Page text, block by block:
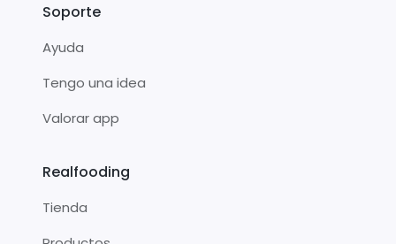
Soporte
Ayuda
Tengo una idea
Valorar app
Realfooding
Tienda